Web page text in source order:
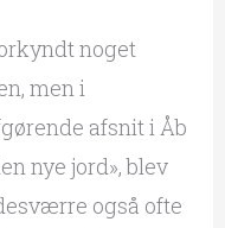
noget
men i
afsnit i Åb
nye jord», blev
også ofte